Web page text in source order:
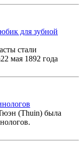
для зубной
стали
мая 1892 года
(Thuin) была